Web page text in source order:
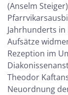
(Anselm
Jahrhunderts in
Aufsätze
Rezeption im
Theodor
Neuordnung